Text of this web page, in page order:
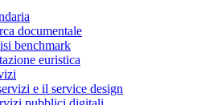
documentale
benchmark
euristica
e il service design